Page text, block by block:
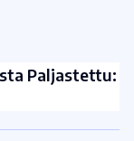
Paljastettu: